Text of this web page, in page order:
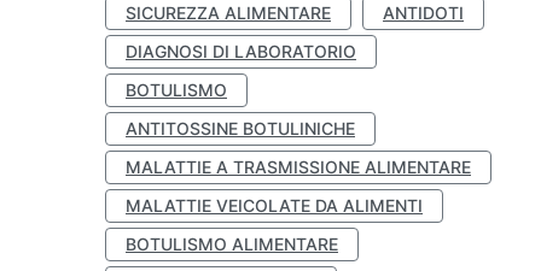
SICUREZZA ALIMENTARE
ANTIDOTI
DIAGNOSI DI LABORATORIO
BOTULISMO
ANTITOSSINE BOTULINICHE
MALATTIE A TRASMISSIONE ALIMENTARE
MALATTIE VEICOLATE DA ALIMENTI
BOTULISMO ALIMENTARE